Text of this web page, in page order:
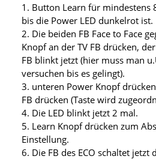
1. Button Learn für mindestens
bis die Power LED dunkelrot ist.
2. Die beiden FB Face to Face
Knopf an der TV FB drücken,
FB blinkt jetzt (hier muss man
versuchen bis es gelingt).
3. unteren Power Knopf
FB drücken (Taste wird
4. Die LED blinkt jetzt 2 mal.
5. Learn Knopf drücken zum
Einstellung.
6. Die FB des ECO schaltet jetzt